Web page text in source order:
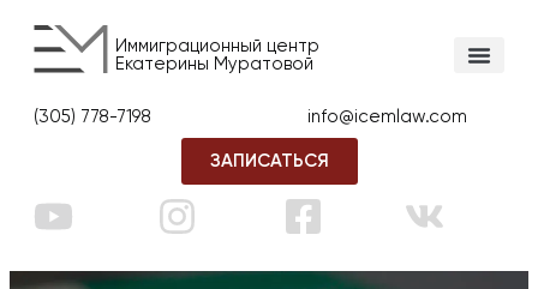
Иммиграционный центр
Екатерины Муратовой
(305) 778-7198 info@icemlaw.com
ЗАПИСАТЬСЯ